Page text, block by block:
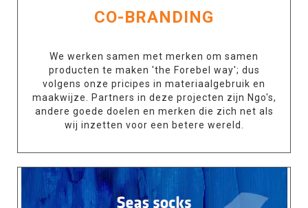
CO-BRANDING
We werken samen met merken om samen
producten te maken 'the Forebel way'; dus
volgens onze pricipes in materiaalgebruik en
maakwijze. Partners in deze projecten zijn Ngo's,
andere goede doelen en merken die zich net als
wij inzetten voor een betere wereld.